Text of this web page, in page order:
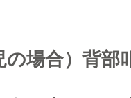
の場合）背部